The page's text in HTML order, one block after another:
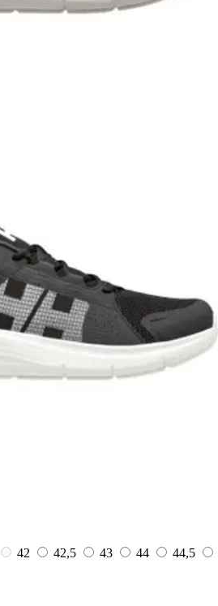
42 42,5 43 44
44,5